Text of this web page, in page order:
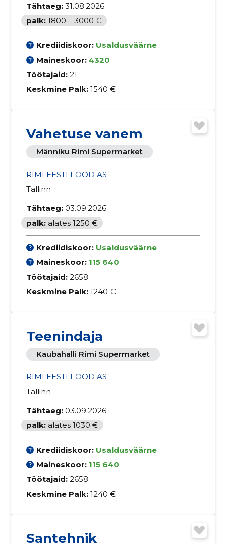
Tähtaeg: 31.08.2026
palk: 1800 – 3000 €
Krediidiskoor: Usaldusväärne
Maineskoor: 4320
Töötajaid: 21
Keskmine Palk: 1540 €
Vahetuse vanem
Männiku Rimi Supermarket
RIMI EESTI FOOD AS
Tallinn
Tähtaeg: 03.09.2026
palk: alates 1250 €
Krediidiskoor: Usaldusväärne
Maineskoor: 115 640
Töötajaid: 2658
Keskmine Palk: 1240 €
Teenindaja
Kaubahalli Rimi Supermarket
RIMI EESTI FOOD AS
Tallinn
Tähtaeg: 03.09.2026
palk: alates 1030 €
Krediidiskoor: Usaldusväärne
Maineskoor: 115 640
Töötajaid: 2658
Keskmine Palk: 1240 €
Santehnik